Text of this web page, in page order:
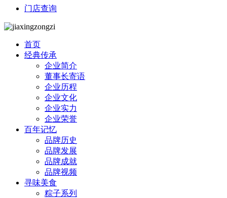
门店查询
首页
经典传承
企业简介
董事长寄语
企业历程
企业文化
企业实力
企业荣誉
百年记忆
品牌历史
品牌发展
品牌成就
品牌视频
寻味美食
粽子系列